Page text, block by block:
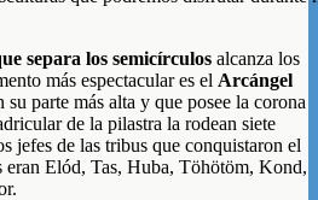
separa los semicírculos alcanza los
más espectacular es el Arcángel
su parte más alta y que posee la corona
de la pilastra la rodean siete
jefes de las tribus que conquistaron el
eran Elód, Tas, Huba, Töhötöm, Kond,